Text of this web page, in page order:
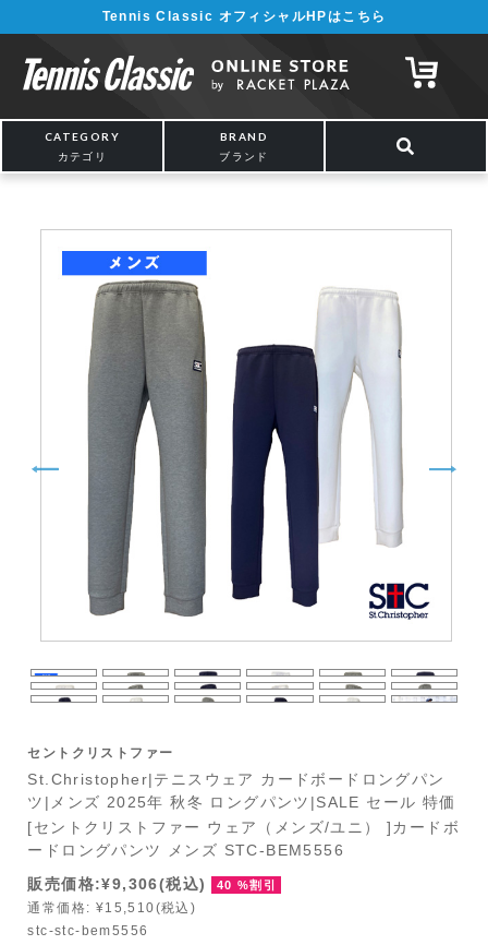
¥5,000以上の購入で送料無料!! 詳しくは こちら
Tennis Classic オフィシャルHPはこちら
CATEGORY
カテゴリ
BRAND
ブランド
セントクリストファー
St.Christopher|テニスウェア カードボードロングパン
ツ|メンズ 2025年 秋冬 ロングパンツ|SALE セール 特価
[セントクリストファー ウェア（メンズ/ユニ） ]カードボ
ードロングパンツ メンズ STC-BEM5556
販売価格:¥9,306(税込)
40 %割引
通常価格: ¥15,510(税込)
stc-stc-bem5556